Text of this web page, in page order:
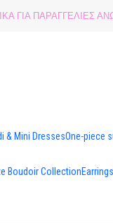
& Mini DressesOne-piece
Boudoir CollectionEarrings
ΓΙΑ ΠΑΡΑΓΓΕΛΙΕΣ